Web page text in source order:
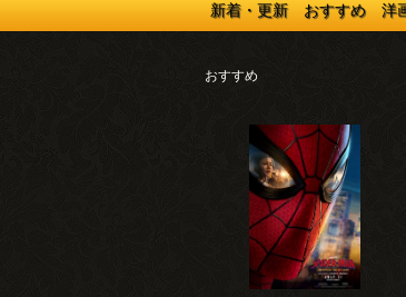
新着・更新 おすすめ 洋
おすすめ